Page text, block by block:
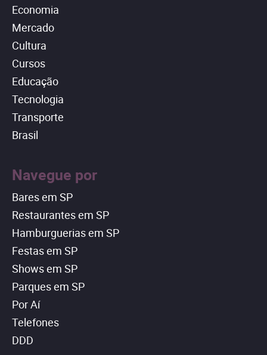
Economia
Mercado
Cultura
Cursos
Educação
Tecnologia
Transporte
Brasil
Navegue por
Bares em SP
Restaurantes em SP
Hamburguerias em SP
Festas em SP
Shows em SP
Parques em SP
Por Aí
Telefones
DDD